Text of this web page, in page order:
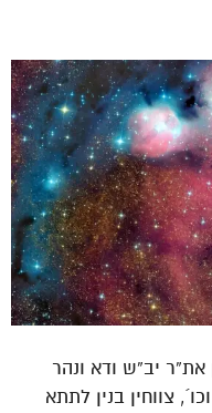
יב”ש ודא ונהר
צווחין בנין לתתא